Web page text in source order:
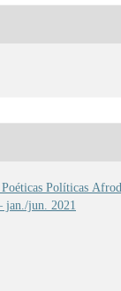
Políticas
jan./jun. 2021